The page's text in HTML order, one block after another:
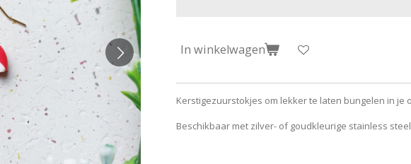
In winkelwagen
Kerstigezuurstokjes om lekker te laten bungelen in je
Beschikbaar met zilver- of goudkleurige stainless